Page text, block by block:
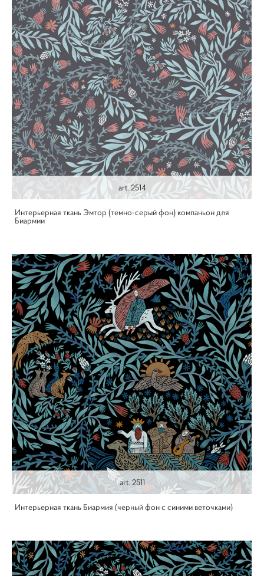
art. 2514
Интерьерная ткань Эмтор (темно-серый фон) компаньон для
Биармии
art. 2511
Интерьерная ткань Биармия (черный фон с синими веточками)